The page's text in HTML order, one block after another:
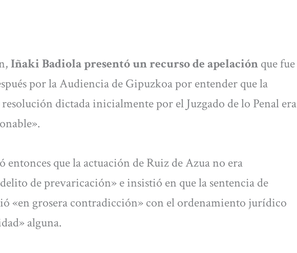
Iñaki Badiola presentó un recurso de apelaciónque fue
por la Audiencia de Gipuzkoa por entender que la
dictada inicialmente por el Juzgado de lo Penal era
que la actuación de Ruiz de Azua no era
de prevaricación» e insistió en que la sentencia de
«en grosera contradicción» con el ordenamiento jurídico
alguna.